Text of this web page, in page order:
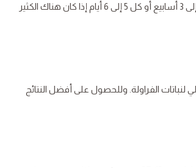
من المهم تغيير المحلول المغذي كل فترة، وبشكل عام عليك تغيير المحلول المغذي كل 2 إلى 3 أسابيع أو كل 5 إلى 6 أيام إذا كان هناك الكثير
عمومًا نطاقًا مثاليًا للأس الهيدروجيني من 5.5 إلى 6.5، وهو مثالي لنباتات الفراولة. وللحصول على أفضل النتائج